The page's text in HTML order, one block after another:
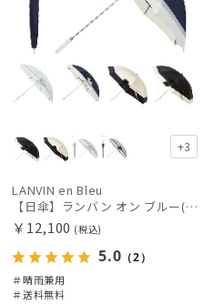
+3
LANVIN en Bleu
【日傘】ランバン オン ブルー(LANVIN en Bleu) ビジューリボン 晴雨兼用日傘 遮光 遮熱 UV
￥12,100 (税込)
5.0 （2）
＃晴雨兼用
＃送料無料